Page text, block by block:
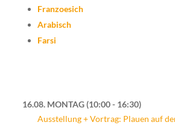
Franzoesich
Arabisch
Farsi
16.08. MONTAG 10:00 - 16:30
Ausstellung + Vortrag: Plauen auf